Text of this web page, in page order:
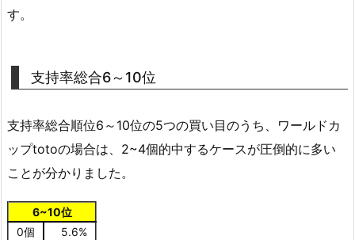
す。
支持率総合6～10位
支持率総合順位6～10位の5つの買い目のうち、ワールドカ
ップtotoの場合は、2~4個的中するケースが圧倒的に多い
ことが分かりました。
6~10位
0個
5.6%